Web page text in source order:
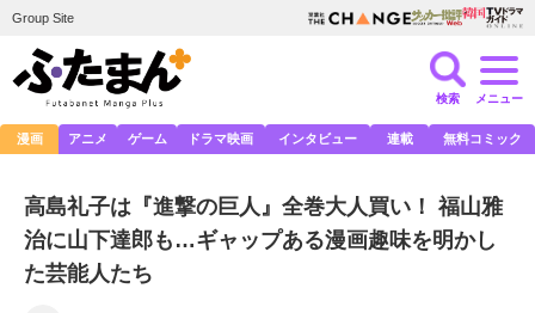
Group Site
検索 メニュー
漫画 アニメ ゲーム ドラマ映画 インタビュー 連載 無料コミック
高島礼子は『進撃の巨人』全巻大人買い！ 福山雅
治に山下達郎も…ギャップある漫画趣味を明かし
た芸能人たち